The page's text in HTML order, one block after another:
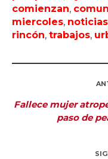
comienzan,
miercoles, noticias
rincón, trabajos,
Fallece mujer
paso de